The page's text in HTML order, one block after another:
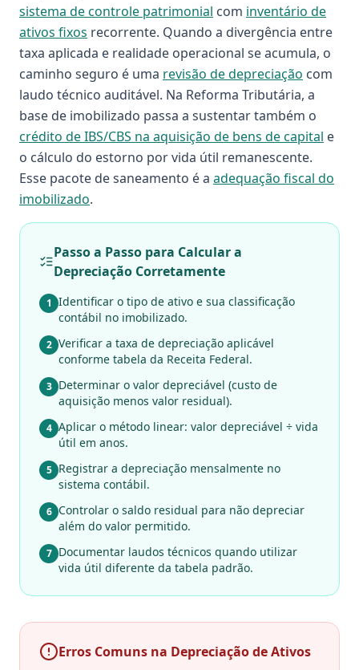
sistema de controle patrimonial com inventário de
ativos fixos recorrente. Quando a divergência entre
taxa aplicada e realidade operacional se acumula, o
caminho seguro é uma revisão de depreciação com
laudo técnico auditável. Na Reforma Tributária, a
base de imobilizado passa a sustentar também o
crédito de IBS/CBS na aquisição de bens de capital e
o cálculo do estorno por vida útil remanescente.
Esse pacote de saneamento é a adequação fiscal do
imobilizado.
Passo a Passo para Calcular a
Depreciação Corretamente
1 Identificar o tipo de ativo e sua classificação
contábil no imobilizado.
2 Verificar a taxa de depreciação aplicável
conforme tabela da Receita Federal.
3 Determinar o valor depreciável (custo de
aquisição menos valor residual).
4 Aplicar o método linear: valor depreciável ÷ vida
útil em anos.
5 Registrar a depreciação mensalmente no
sistema contábil.
6 Controlar o saldo residual para não depreciar
além do valor permitido.
7 Documentar laudos técnicos quando utilizar
vida útil diferente da tabela padrão.
Erros Comuns na Depreciação de Ativos